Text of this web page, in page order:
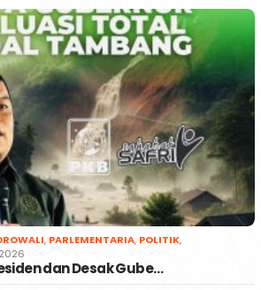
, PARLEMENTARIA, POLITIK,
dan Desak Gube…